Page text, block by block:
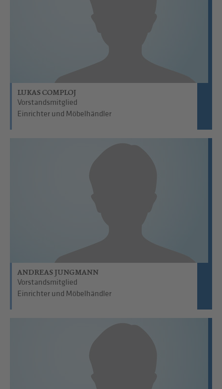
LUKAS COMPLOJ
Vorstandsmitglied
Einrichter und Möbelhändler
ANDREAS JUNGMANN
Vorstandsmitglied
Einrichter und Möbelhändler